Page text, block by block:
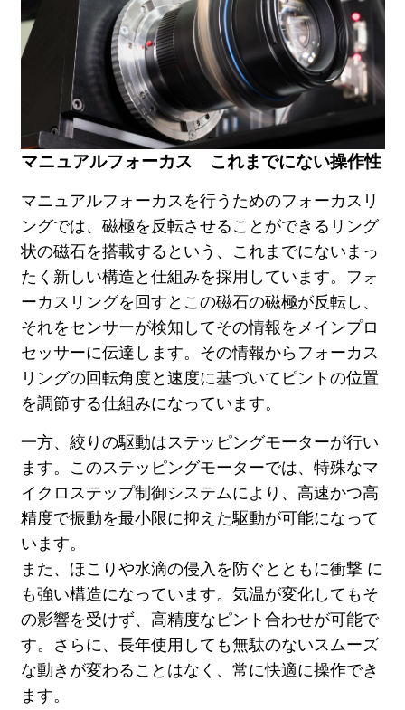
マニュアルフォーカス これまでにない操作性
マニュアルフォーカスを行うためのフォーカスリ
ングでは、磁極を反転させることができるリング
状の磁石を搭載するという、これまでにないまっ
たく新しい構造と仕組みを採用しています。フォ
ーカスリングを回すとこの磁石の磁極が反転し、
それをセンサーが検知してその情報をメインプロ
セッサーに伝達します。その情報からフォーカス
リングの回転角度と速度に基づいてピントの位置
を調節する仕組みになっています。
一方、絞りの駆動はステッピングモーターが行い
ます。このステッピングモーターでは、特殊なマ
イクロステップ制御システムにより、高速かつ高
精度で振動を最小限に抑えた駆動が可能になって
います。
また、ほこりや水滴の侵入を防ぐとともに衝撃 に
も強い構造になっています。気温が変化してもそ
の影響を受けず、高精度なピント合わせが可能で
す。さらに、長年使用しても無駄のないスムーズ
な動きが変わることはなく、常に快適に操作でき
ます。